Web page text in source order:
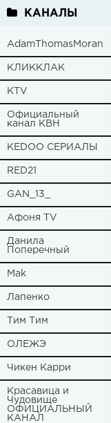
КАНАЛЫ
AdamThomasMoran
КЛИККЛАК
KTV
Официальный
канал КВН
KEDOO СЕРИАЛЫ
RED21
GAN_13_
Афоня TV
Данила
Поперечный
Mak
Лапенко
Tим Тим
ОЛЕЖЭ
Чикен Карри
Красавица и
Чудовище
ОФИЦИАЛЬНЫЙ
КАНАЛ